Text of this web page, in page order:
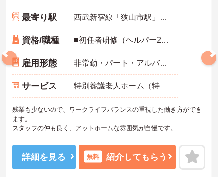
最寄り駅 西武新宿線「狭山市駅」バス・車15分
資格/職種 ■初任者研修（ヘルパー2級）以上あれば尚可※資格不問、未経験可
雇用形態 非常勤・パート・アルバイト
サービス 特別養護老人ホーム（特養）
残業も少ないので、ワークライフバランスの重視した働き方ができ
ます。
スタッフの仲も良く、アットホームな雰囲気が自慢です。
すのでお気軽にご相談ください。
詳細を見る 無料 紹介してもらう